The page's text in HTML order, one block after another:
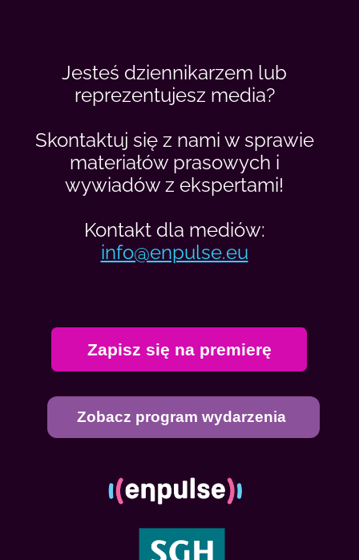
Zapisz się na premierę
Jesteś dziennikarzem lub
reprezentujesz media?
Skontaktuj się z nami w sprawie
materiałów prasowych i
wywiadów z ekspertami!
Kontakt dla mediów:
info@enpulse.eu
Zobacz program wydarzenia